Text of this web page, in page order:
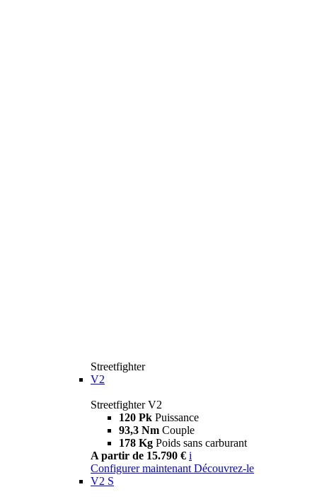
Streetfighter
V2
Streetfighter V2
120 Pk Puissance
93,3 Nm Couple
178 Kg Poids sans carburant
A partir de 15.790 € i
Configurer maintenant Découvrez-le
V2 S